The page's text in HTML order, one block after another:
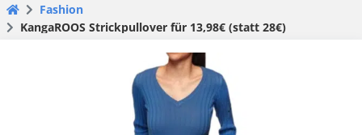
Fashion
KangaROOS Strickpullover für 13,98€ (statt 28€)